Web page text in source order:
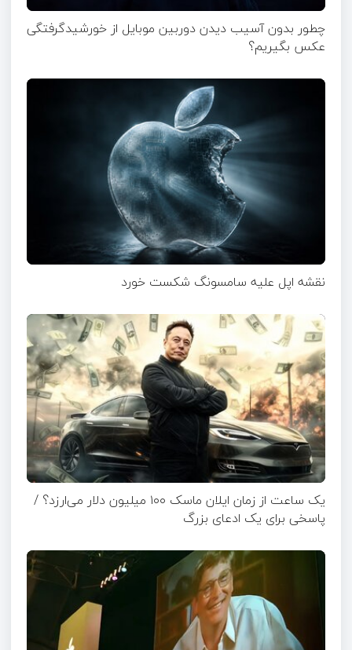
چطور بدون آسیب دیدن دوربین موبایل از خورشیدگرفتگی
عکس بگیریم؟
نقشه اپل علیه سامسونگ شکست خورد
یک ساعت از زمان ایلان ماسک ۱۰۰ میلیون دلار می‌ارزد؟ /
پاسخی برای یک ادعای بزرگ